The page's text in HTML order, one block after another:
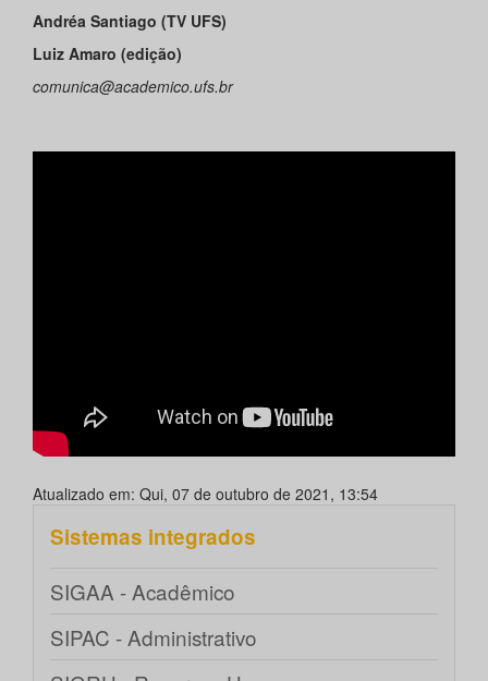
Andréa Santiago (TV UFS)
Luiz Amaro (edição)
comunica@academico.ufs.br
Atualizado em: Qui, 07 de outubro de 2021, 13:54
Sistemas integrados
SIGAA - Acadêmico
SIPAC - Administrativo